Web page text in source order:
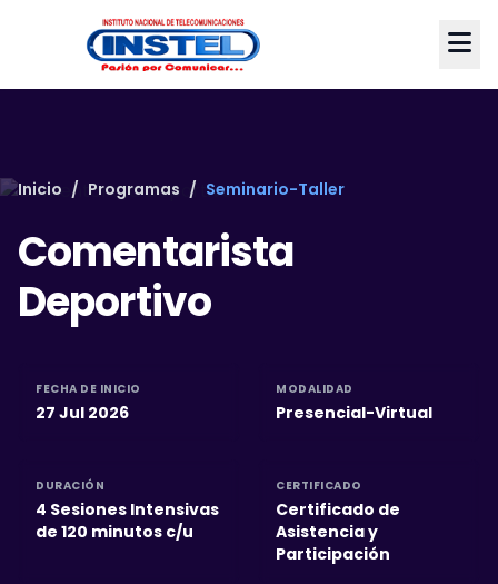
Inicio / Programas / Seminario-Taller
Comentarista
Deportivo
FECHA DE INICIO
27 Jul 2026
MODALIDAD
Presencial-Virtual
DURACIÓN
4 Sesiones Intensivas
de 120 minutos c/u
CERTIFICADO
Certificado de
Asistencia y
Participación